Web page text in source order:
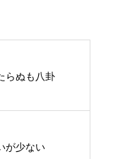
らぬも八卦
が少ない